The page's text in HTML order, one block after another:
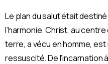
Le plan du salut était
l’harmonie. Christ, au
terre, a vécu en homme,
ressuscité. De l’incarnation